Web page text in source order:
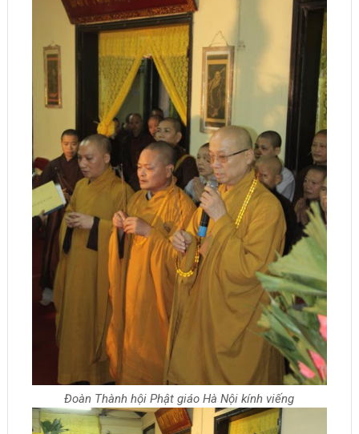
Đoàn Thành hội Phật giáo Hà Nội kính viếng